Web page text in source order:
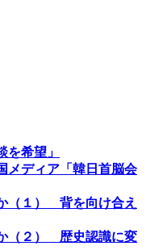
を希望」
メディア「韓日首脳会
（１） 背を向け合え
（２） 歴史認識に変